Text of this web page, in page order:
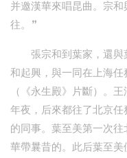
并邀漢華來唱昆曲。宗
往。”
張宗和到葉家，還
和起興，與一同在上海任
（《永生殿》片斷）。王
年夜，后來都往了北京
的同事。葉至美第一次
華帶曩昔的。此后葉至美